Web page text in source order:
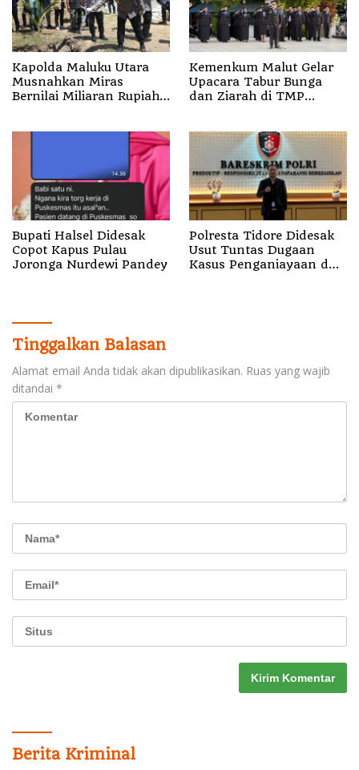
Kapolda Maluku Utara
Musnahkan Miras
Bernilai Miliaran Rupiah,
Kemenkum Malut Gelar
Upacara Tabur Bunga
dan Ziarah di TMP
Bupati Halsel Didesak
Copot Kapus Pulau
Joronga Nurdewi Pandey
Polresta Tidore Didesak
Usut Tuntas Dugaan
Kasus Penganiayaan dn
Tinggalkan Balasan
Alamat email Anda tidak akan dipublikasikan. Ruas yang wajib
ditandai *
Berita Kriminal